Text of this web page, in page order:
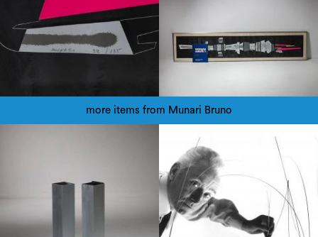
more items from Munari Bruno
1950